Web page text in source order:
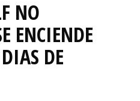
NO
ENCIENDE
DE